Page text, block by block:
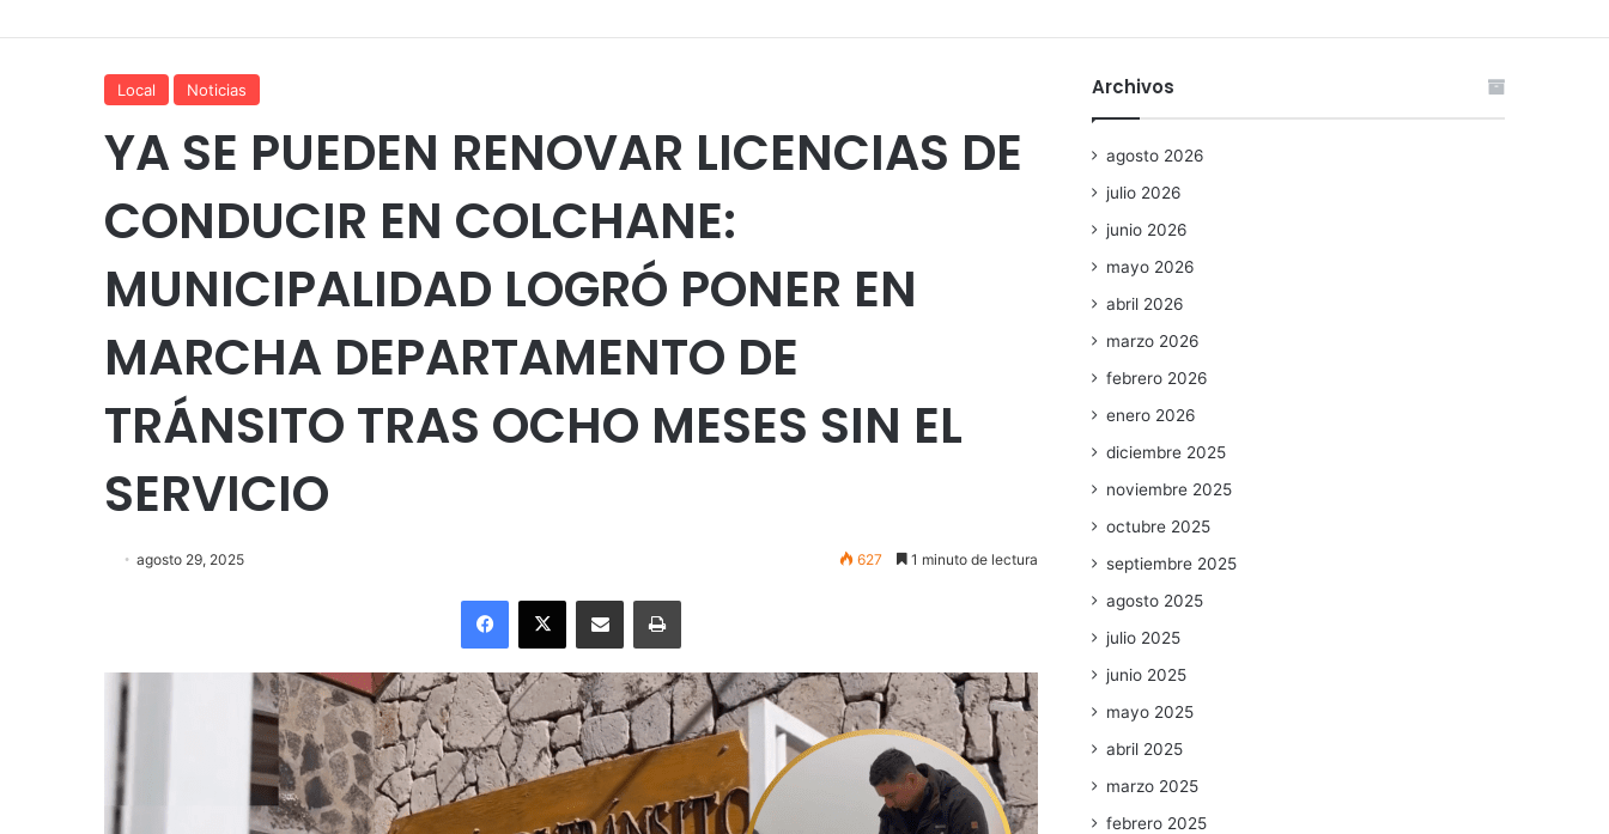
Local Noticias
YA SE PUEDEN RENOVAR LICENCIAS DE
CONDUCIR EN COLCHANE:
MUNICIPALIDAD LOGRÓ PONER EN
MARCHA DEPARTAMENTO DE
TRÁNSITO TRAS OCHO MESES SIN EL
SERVICIO
agosto 29, 2025 627 1 minuto de lectura
Facebook
X Enviar vía email Imprimir
Archivos
agosto 2026
julio 2026
junio 2026
mayo 2026
abril 2026
marzo 2026
febrero 2026
enero 2026
diciembre 2025
noviembre 2025
octubre 2025
septiembre 2025
agosto 2025
julio 2025
junio 2025
mayo 2025
abril 2025
marzo 2025
febrero 2025